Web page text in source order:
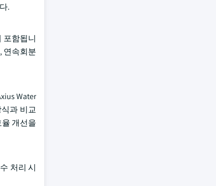
.
포함됩니
연속회분
Water
과 비교
개선을
처리 시